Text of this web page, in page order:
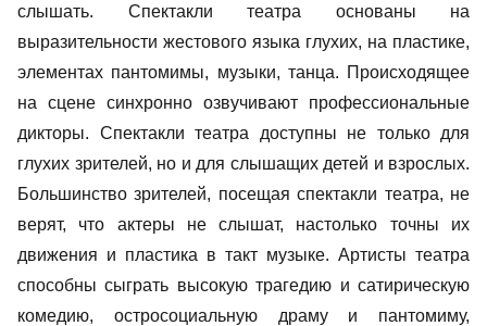
слышать. Спектакли театра основаны на
выразительности жестового языка глухих, на пластике,
элементах пантомимы, музыки, танца. Происходящее
на сцене синхронно озвучивают профессиональные
дикторы. Спектакли театра доступны не только для
глухих зрителей, но и для слышащих детей и взрослых.
Большинство зрителей, посещая спектакли театра, не
верят, что актеры не слышат, настолько точны их
движения и пластика в такт музыке. Артисты театра
способны сыграть высокую трагедию и сатирическую
комедию, остросоциальную драму и пантомиму,